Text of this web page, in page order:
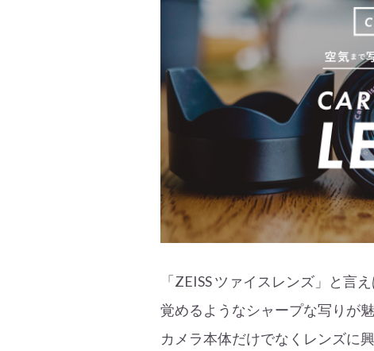
「ZEISS ツァイスレンズ」と言
覚めるようなシャープな写りが
カメラ本体だけでなくレンズに